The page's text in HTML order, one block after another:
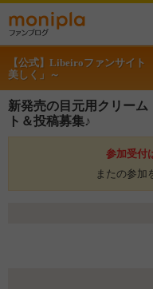
【公式】Libeiroファンサイト
美しく」～
新発売の目元用クリー
ト＆投稿募集♪
参加受付
またの参加